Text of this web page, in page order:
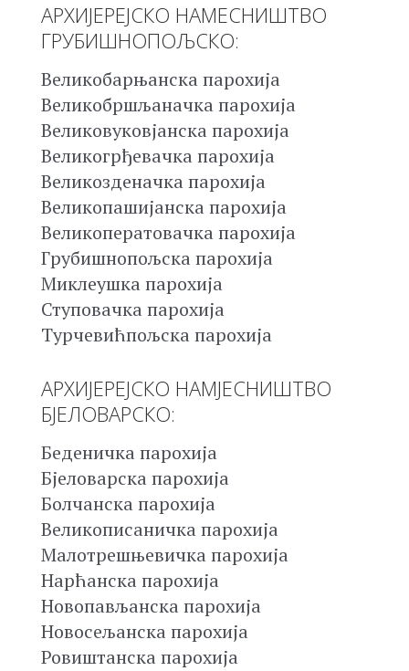
АРХИЈЕРЕЈСКО НАМЕСНИШТВО
ГРУБИШНОПОЉСКО:
Великобарњанска парохија
Великобршљаначка парохија
Великовуковјанска парохија
Великогрђевачка парохија
Великозденачка парохија
Великопашијанска парохија
Великоператовачка парохија
Грубишнопољска парохија
Миклеушка парохија
Ступовачка парохија
Турчевићпољска парохија
АРХИЈЕРЕЈСКО НАМЈЕСНИШТВО
БЈЕЛОВАРСКО:
Беденичка парохија
Бјеловарска парохија
Болчанска парохија
Великописаничка парохија
Малотрешњевичка парохија
Нарћанска парохија
Новопављанска парохија
Новосељанска парохија
Ровиштанска парохија